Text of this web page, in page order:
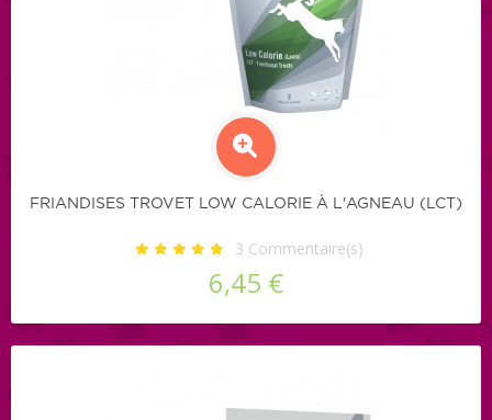
FRIANDISES TROVET LOW CALORIE À L'AGNEAU (LCT)
3 Commentaire(s)
6,45 €